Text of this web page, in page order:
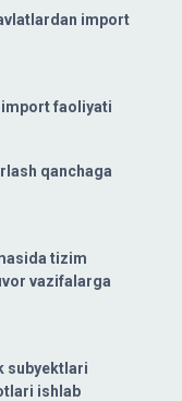
import
faoliyati
qanchaga
tizim
vazifalarga
subyektlari
ishlab